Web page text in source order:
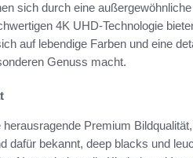
sich durch eine
4K UHD-Technologie
auf lebendige Farben und eine
Genuss macht.
Premium
dafür bekannt, deep blacks und